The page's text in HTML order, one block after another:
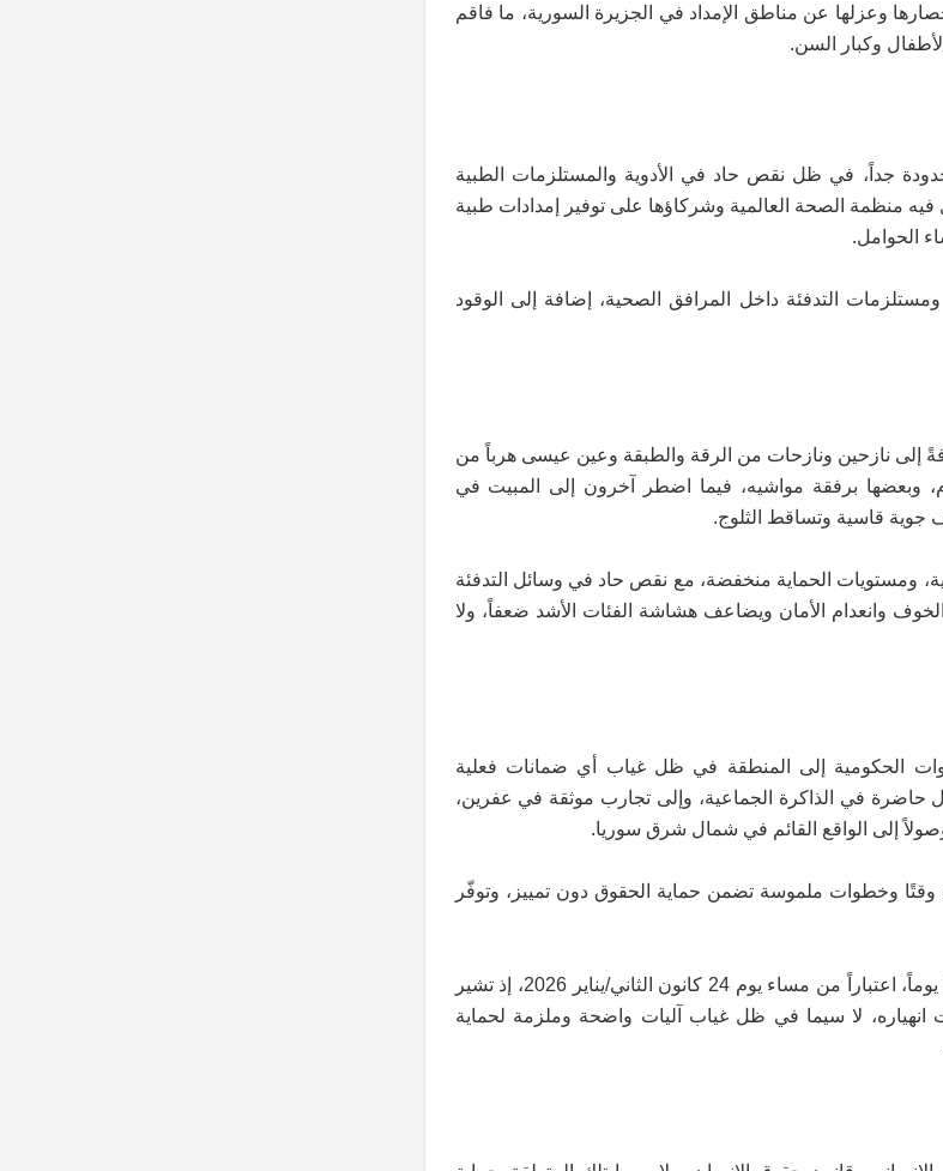
وعزلها عن مناطق الإمداد في الجزيرة السورية، ما فاقم
وكبار السن.
جداً، في ظل نقص حاد في الأدوية والمستلزمات الطبية
منظمة الصحة العالمية وشركاؤها على توفير إمدادات طبية
الحوامل.
التدفئة داخل المرافق الصحية، إضافة إلى الوقود
إلى نازحين ونازحات من الرقة والطبقة وعين عيسى هرباً من
وبعضها برفقة مواشيه، فيما اضطر آخرون إلى المبيت في
جوية قاسية وتساقط الثلوج.
ومستويات الحماية منخفضة، مع نقص حاد في وسائل التدفئة
وانعدام الأمان ويضاعف هشاشة الفئات الأشد ضعفاً، ولا
الحكومية إلى المنطقة في ظل غياب أي ضمانات فعلية
حاضرة في الذاكرة الجماعية، وإلى تجارب موثقة في عفرين،
إلى الواقع القائم في شمال شرق سوريا.
وقتًا وخطوات ملموسة تضمن حماية الحقوق دون تمييز، وتوفّر
وتتفاقم هذه المخاوف رغم الإعلان عن تمديد اتفاق وقف إطلاق النار لمدة 15 يوماً، اعتباراً من مساء يوم 24 كانون الثاني/يناير 2026، إذ تشير
انهياره، لا سيما في ظل غياب آليات واضحة وملزمة لحماية